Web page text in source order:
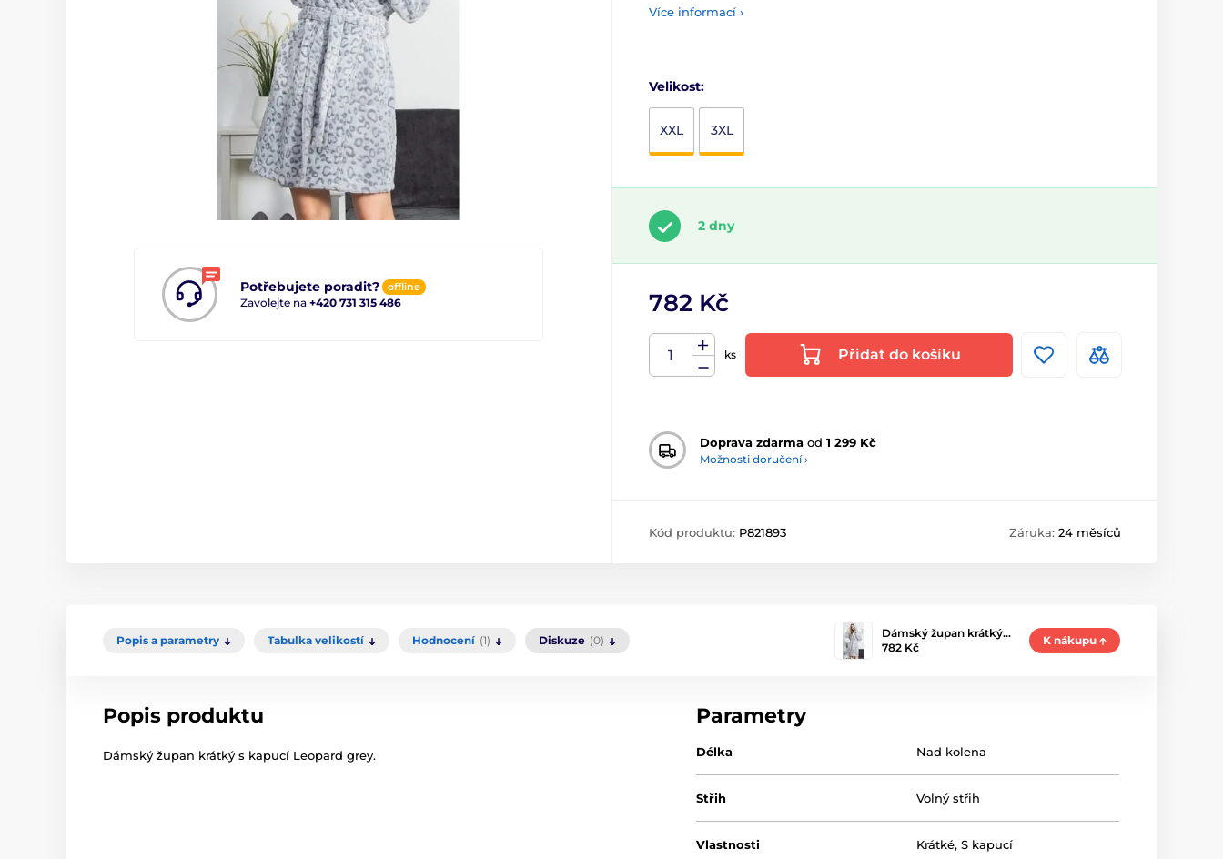
Potřebujete poradit? offline
Zavolejte na +420 731 315 486
Více informací ›
Velikost:
XXL 3XL
2 dny
782 Kč
ks Přidat do košíku
Doprava zdarma od 1 299 Kč
Možnosti doručení ›
Kód produktu: P821893 Záruka: 24 měsíců
Popis a parametry Tabulka velikostí Hodnocení (1) Diskuze (0)
Dámský župan krátký…
782 Kč
K nákupu
Popis produktu
Dámský župan krátký s kapucí Leopard grey.
Parametry
Délka Nad kolena
Střih Volný střih
Vlastnosti Krátké,S kapucí